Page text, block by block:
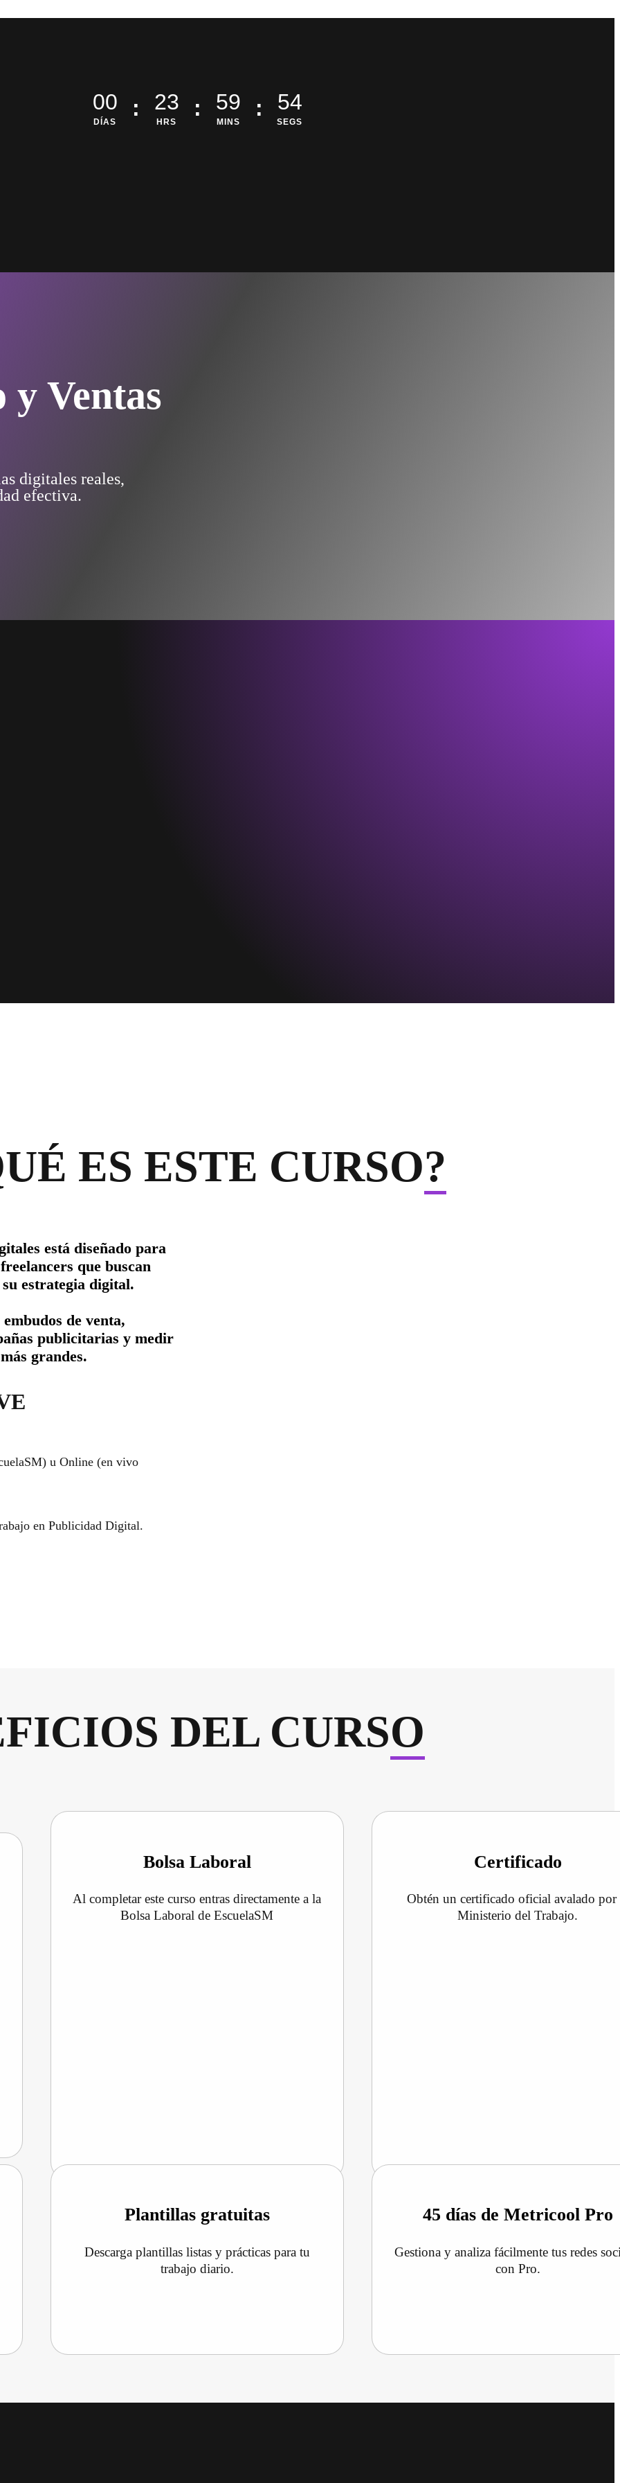
00
DÍAS
: 23
HRS
: 59
MINS
: 53
SEGS
Ventas
digitales reales,
efectiva.
ES ESTE CURSO?
está diseñado para
que buscan
estrategia digital.
de venta,
publicitarias y medir
grandes.
u Online (en vivo
en Publicidad Digital.
DEL CURSO
Bolsa Laboral
Al completar este curso entras directamente a la
Bolsa Laboral de EscuelaSM
Certificado
Obtén un certificado oficial avalado por
Ministerio del Trabajo.
Plantillas gratuitas
Descarga plantillas listas y prácticas para tu
trabajo diario.
45 días de Metricool Pro
Gestiona y analiza fácilmente tus redes
con Pro.